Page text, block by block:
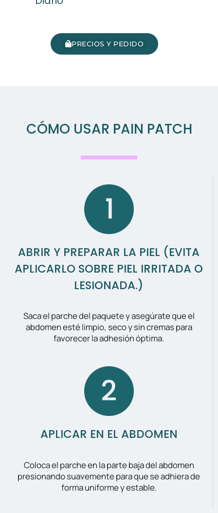
PRECIOS Y PEDIDO
CÓMO USAR PAIN PATCH
ABRIR Y PREPARAR LA PIEL (EVITA
APLICARLO SOBRE PIEL IRRITADA O
LESIONADA.)
Saca el parche del paquete y asegúrate que el
abdomen esté limpio, seco y sin cremas para
favorecer la adhesión óptima.
APLICAR EN EL ABDOMEN
Coloca el parche en la parte baja del abdomen
presionando suavemente para que se adhiera de
forma uniforme y estable.